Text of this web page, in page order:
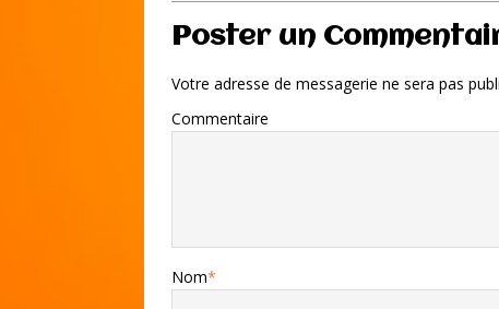
Poster un
Votre adresse de messagerie ne sera pas
Commentaire
Nom*